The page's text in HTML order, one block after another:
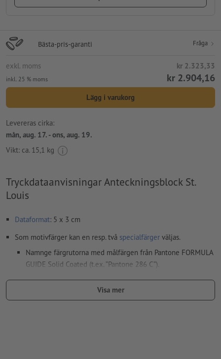
Bästa-pris-garanti Fråga
exkl. moms kr 2.323,33
inkl. 25 % moms kr 2.904,16
Lägg i varukorg
Levereras cirka:
mån, aug. 17. - ons, aug. 19.
Vikt: ca. 15,1 kg
Tryckdataanvisningar Anteckningsblock St.
Louis
Dataformat: 5 x 3 cm
Som motivfärger kan en resp. två specialfärger väljas.
Namnge färgrutorna med målfärgen från Pantone FORMULA
GUIDE Solid Coated (t.ex. ”Pantone 286 C”).
Inga metallic- eller neonfärger möjliga.
Guld (Pantone 871 C) och silver (Pantone 877 C) är möjliga
Visa mer